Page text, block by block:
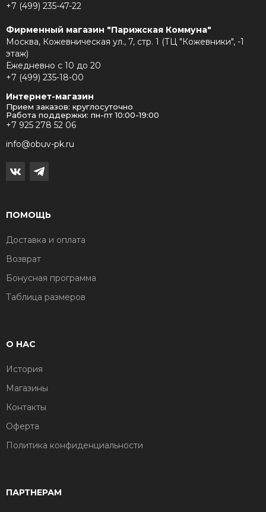
+7 (499) 235-47-22
Фирменный магазин "Парижская Коммуна"
Москва, Кожевническая ул., 7, стр. 1 (ТЦ "Кожевники", -1
этаж)
Ежедневно с 10 до 20
+7 (499) 235-18-00
Интернет-магазин
Прием заказов: круглосуточно
Работа поддержки: пн-пт 10:00-19:00
+7 925 278 52 06
info@obuv-pk.ru
ПОМОЩЬ
Доставка и оплата
Возврат
Бонусная программа
Таблица размеров
О НАС
История
Магазины
Контакты
Оферта
Политика конфиденциальности
ПАРТНЕРАМ